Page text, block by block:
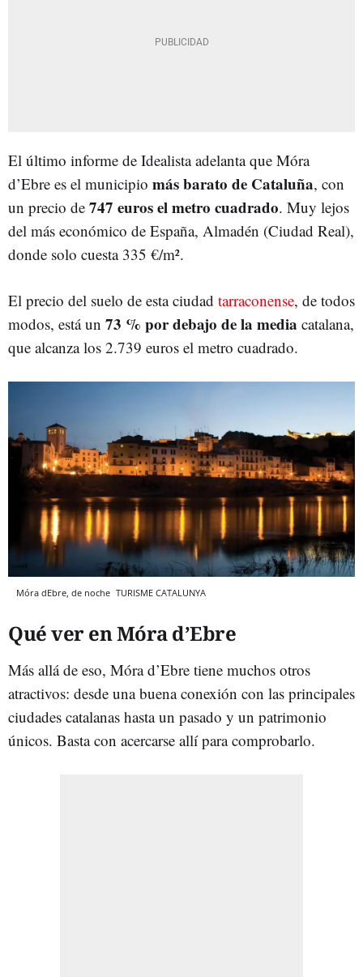
El último informe de Idealista adelanta que Móra
d’Ebre es el municipio más barato de Cataluña, con
un precio de 747 euros el metro cuadrado. Muy lejos
del más económico de España, Almadén (Ciudad Real),
donde solo cuesta 335 €/m².
El precio del suelo de esta ciudad tarraconense, de todos
modos, está un 73 % por debajo de la media catalana,
que alcanza los 2.739 euros el metro cuadrado.
Móra dEbre, de noche TURISME CATALUNYA
Qué ver en Móra d’Ebre
Más allá de eso, Móra d’Ebre tiene muchos otros
atractivos: desde una buena conexión con las principales
ciudades catalanas hasta un pasado y un patrimonio
únicos. Basta con acercarse allí para comprobarlo.